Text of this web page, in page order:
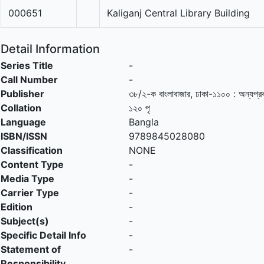
000651 Kaliganj Central Library Building
Detail Information
Series Title
-
Call Number
-
Publisher
৩৮/২-ক বাংলাবাজার, ঢাকা-১১০০ :
Collation
১২০ পৃ
Language
Bangla
ISBN/ISSN
9789845028080
Classification
NONE
Content Type
-
Media Type
-
Carrier Type
-
Edition
-
Subject(s)
-
Specific Detail Info
-
Statement of
-